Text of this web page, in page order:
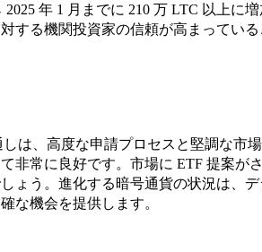
2025 年 1 月までに 210 万 LTC 以上に
する機関投資家の信頼が高まっている
しは、高度な申請プロセスと堅調な市
非常に良好です。市場に ETF 提案が
ょう。進化する暗号通貨の状況は、
な機会を提供します。